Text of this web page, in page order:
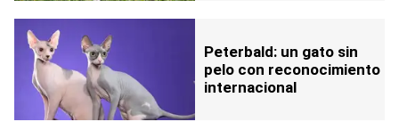
Peterbald: un gato sin
pelo con reconocimiento
internacional